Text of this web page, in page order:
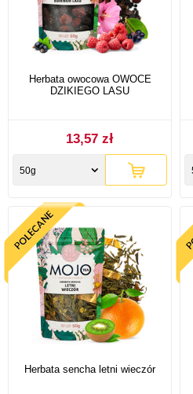
Herbata owocowa OWOCE
DZIKIEGO LASU
13,57 zł
50g
Herbata sencha letni wieczór